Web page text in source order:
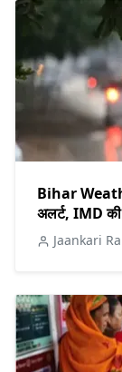
Bihar
अलर्ट, IMD की
Jaankari